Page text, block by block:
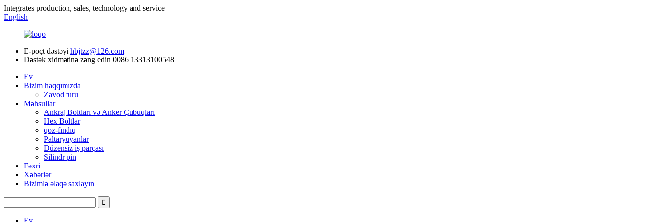
Integrates production, sales, technology and service
English
E-poçt dəstəyi hbjtzz@126.com
Dəstək xidmətinə zəng edin 0086 13313100548
Ev
Bizim haqqımızda
Zavod turu
Məhsullar
Ankraj Boltları və Anker Çubuqları
Hex Boltlar
qoz-fındıq
Paltaryuyanlar
Düzensiz iş parçası
Silindr pin
Fəxri
Xəbərlər
Bizimlə əlaqə saxlayın
Ev